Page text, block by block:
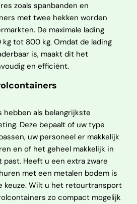
zoals spanbanden en
met twee hekken worden
De maximale lading
tot 800 kg. Omdat de lading
is, maakt dit het
en efficiënt.
als belangrijkste
Deze bepaalt of uw type
uw personeel er makkelijk
en of het geheel makkelijk in
Heeft u een extra zware
met een metalen bodem is
keuze. Wilt u het retourtransport
zo compact mogelijk